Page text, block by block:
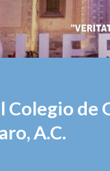
Colegio de
A.C.